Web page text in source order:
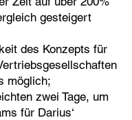
gesteigert
des Konzepts für
möglich;
zwei Tage, um
für Darius‘